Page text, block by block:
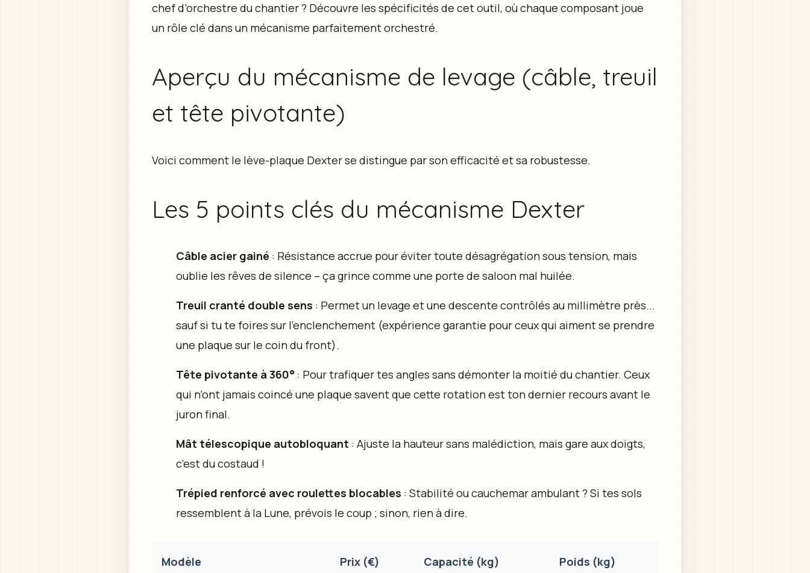
chef d’orchestre du chantier ? Découvre les spécificités de cet outil, où chaque composant joue
un rôle clé dans un mécanisme parfaitement orchestré.
Aperçu du mécanisme de levage (câble, treuil
et tête pivotante)
Voici comment le lève-plaque Dexter se distingue par son efficacité et sa robustesse.
Les 5 points clés du mécanisme Dexter
Câble acier gainé : Résistance accrue pour éviter toute désagrégation sous tension, mais
oublie les rêves de silence – ça grince comme une porte de saloon mal huilée.
Treuil cranté double sens : Permet un levage et une descente contrôlés au millimètre près...
sauf si tu te foires sur l’enclenchement (expérience garantie pour ceux qui aiment se prendre
une plaque sur le coin du front).
Tête pivotante à 360°: Pour trafiquer tes angles sans démonter la moitié du chantier. Ceux
qui n’ont jamais coincé une plaque savent que cette rotation est ton dernier recours avant le
juron final.
Mât télescopique autobloquant : Ajuste la hauteur sans malédiction, mais gare aux doigts,
c’est du costaud !
Trépied renforcé avec roulettes blocables : Stabilité ou cauchemar ambulant ? Si tes sols
ressemblent à la Lune, prévois le coup ; sinon, rien à dire.
Modèle Prix (€) Capacité (kg) Poids (kg)